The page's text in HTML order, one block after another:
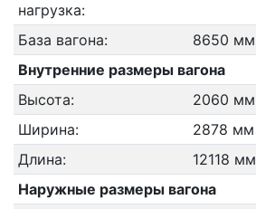
нагрузка:
База вагона:
8650 мм
Внутренние размеры вагона
Высота:
2060 мм
Ширина:
2878 мм
Длина:
12118 мм
Наружные размеры вагона